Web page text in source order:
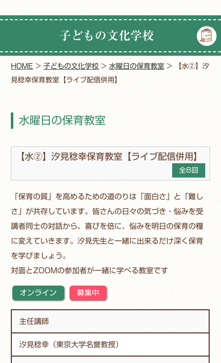
子どもの文化学校
HOME >子どもの文化学校 >水曜日の保育教室 >
【水②】汐
見稔幸保育教室【ライブ配信併用】
水曜日の保育教室
【水②】汐見稔幸保育教室【ライブ配信併用】
全8回
「保育の質」を高めるための道のりは「面白さ」と「難し
さ」が共存しています。皆さんの日々の気づき・悩みを受
講者同士の対話から、喜びを倍に、悩みを明日の保育の糧
に変えていきます。汐見先生と一緒に出来るだけ深く保育
を学びましょう。
対面とZOOMの参加者が一緒に学べる教室です
オンライン 募集中
主任講師
汐見稔幸（東京大学名誉教授）